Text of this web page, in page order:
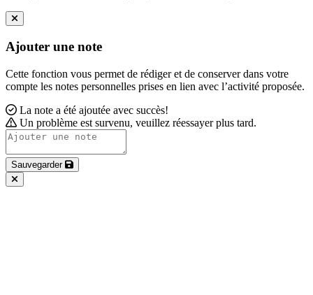
Ajouter une note
Cette fonction vous permet de rédiger et de conserver dans votre
compte les notes personnelles prises en lien avec l’activité proposée.
La note a été ajoutée avec succès!
Un problème est survenu, veuillez réessayer plus tard.
Sauvegarder